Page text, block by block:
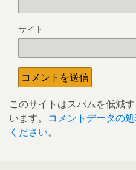
サイト
このサイトはスパムを低減
います。 コメントデータの
ください。